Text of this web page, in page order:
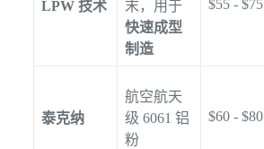
LPW 技术
末，用于
快速成型
制造
$55 - $75
泰克纳
航空航天
级 6061 铝
粉
$60 - $80